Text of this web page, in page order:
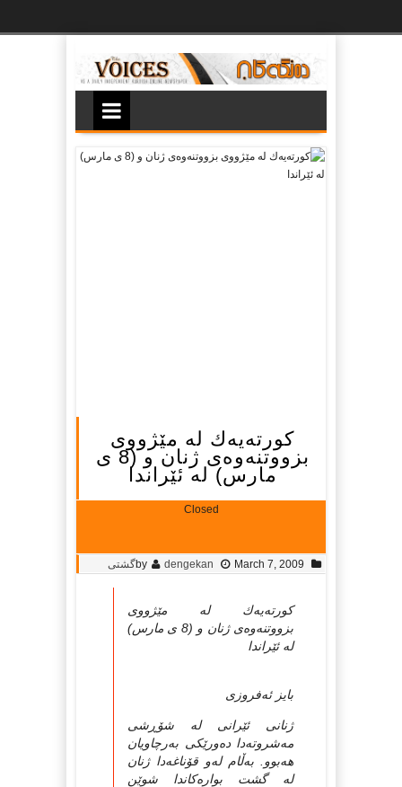
كورته‌یه‌ك له‌ مێژووی
بزووتنه‌وه‌ی ژنان و (8 ی
مارس) له‌ ئێراندا
Closed
by dengekan March 7, 2009 گشتی
كورته‌یه‌ك له‌ مێژووی
بزووتنه‌وه‌ی ژنان و (8 ی مارس)
له‌ ئێراندا
بایز ئه‌فروزی
ژنانی ئێرانی له‌ شۆڕشی
مه‌شروته‌دا ده‌ورێكی به‌رچاویان
هه‌بوو. به‌ڵام له‌و قۆناغه‌دا ژنان
له‌ گشت بواره‌كاندا شوێن